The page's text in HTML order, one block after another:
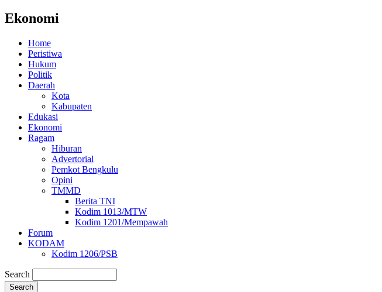
Ekonomi
Home
Peristiwa
Hukum
Politik
Daerah
Kota
Kabupaten
Edukasi
Ekonomi
Ragam
Hiburan
Advertorial
Pemkot Bengkulu
Opini
TMMD
Berita TNI
Kodim 1013/MTW
Kodim 1201/Mempawah
Forum
KODAM
Kodim 1206/PSB
Search